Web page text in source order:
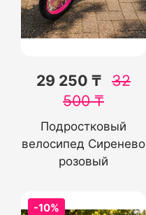
29 250 ₸ 32
500₸
Подростковый
велосипед Сиренево
розовый
-10%